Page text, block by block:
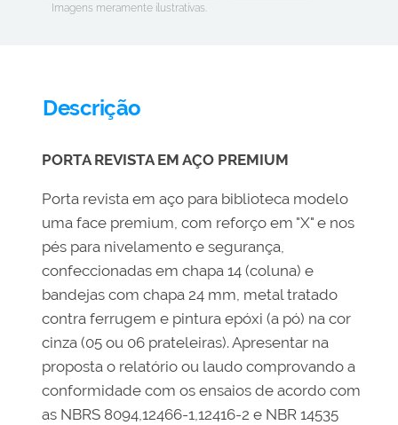
Imagens meramente ilustrativas.
Descrição
PORTA REVISTA EM AÇO PREMIUM
Porta revista em aço para biblioteca modelo
uma face premium, com reforço em "X" e nos
pés para nivelamento e segurança,
confeccionadas em chapa 14 (coluna) e
bandejas com chapa 24 mm, metal tratado
contra ferrugem e pintura epóxi (a pó) na cor
cinza (05 ou 06 prateleiras). Apresentar na
proposta o relatório ou laudo comprovando a
conformidade com os ensaios de acordo com
as NBRS 8094,12466-1,12416-2 e NBR 14535